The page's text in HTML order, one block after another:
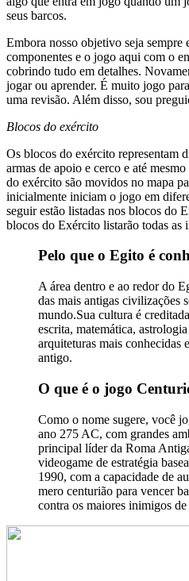
seus barcos.
Embora nosso objetivo seja sempre
componentes e o jogo aqui com o
cobrindo tudo em detalhes.
jogar ou aprender. É muito jogo
uma revisão. Além disso, sou
Blocos do exército
Os blocos do exército representam
armas de apoio e cerco e até
do exército são movidos no mapa
inicialmente iniciam o jogo em
seguir estão listadas nos blocos do
blocos do Exército listarão todas as
Pelo que o Egito é
A área dentro e ao redor do
das mais antigas civilizações
mundo.Sua cultura é
escrita, matemática,
arquiteturas mais conhecidas
antigo.
O que é o jogo
Como o nome sugere, você
ano 275 AC, com grandes
principal líder da Roma
videogame de estratégia
1990, com a capacidade de
mero centurião para vencer
contra os maiores inimigos